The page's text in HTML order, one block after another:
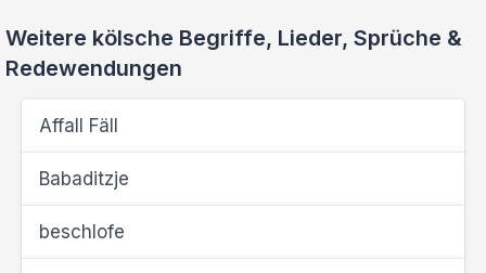
Weitere kölsche Begriffe, Lieder, Sprüche &
Redewendungen
Affall Fäll
Babaditzje
beschlofe